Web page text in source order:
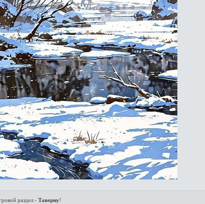
раздел - Таверну!